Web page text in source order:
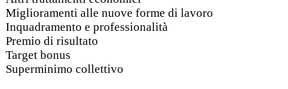
Miglioramenti alle nuove forme di lavoro
Inquadramento e professionalità
Premio di risultato
Target bonus
Superminimo collettivo